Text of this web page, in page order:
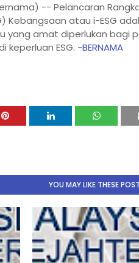
-- Pelancaran
Kebangsaan atau i-ESG
yang amat diperlukan bagi
keperluan ESG. -BERNAMA
YOU MAY LIKE THESE